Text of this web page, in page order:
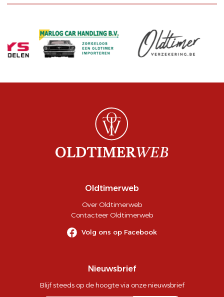
Oldtimerweb
Over Oldtimerweb
Contacteer Oldtimerweb
Volg ons op Facebook
Nieuwsbrief
Blijf steeds op de hoogte via onze nieuwsbrief